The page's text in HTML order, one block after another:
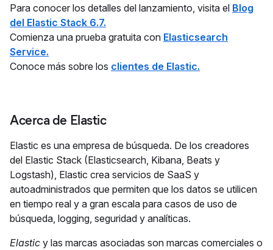
Para conocer los detalles del lanzamiento, visita el Blog
del Elastic Stack 6.7.
Comienza una prueba gratuita con Elasticsearch
Service.
Conoce más sobre los clientes de Elastic.
Acerca de Elastic
Elastic es una empresa de búsqueda. De los creadores
del Elastic Stack (Elasticsearch, Kibana, Beats y
Logstash), Elastic crea servicios de SaaS y
autoadministrados que permiten que los datos se utilicen
en tiempo real y a gran escala para casos de uso de
búsqueda, logging, seguridad y analíticas.
Elastic y las marcas asociadas son marcas comerciales o